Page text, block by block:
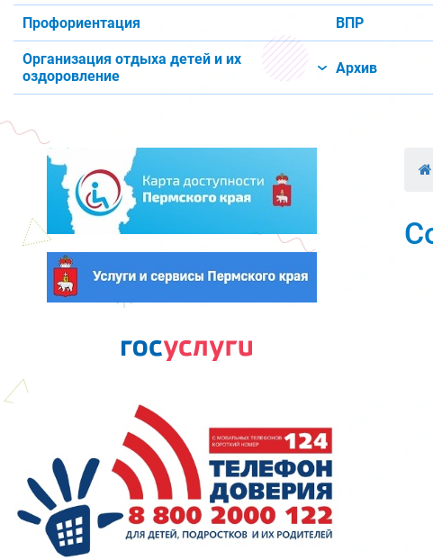
Профориентация ВПР
Организация отдыха детей и их
оздоровление
Архив